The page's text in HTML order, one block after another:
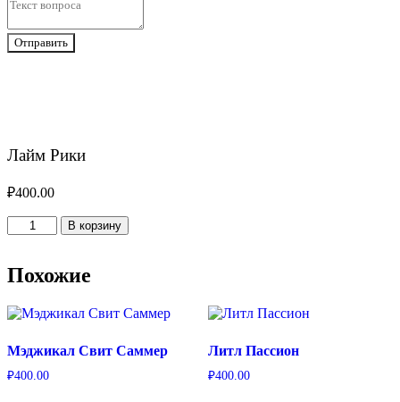
Отправить
Лайм Рики
₽400.00
Количество
товара
Рики
В корзину
Похожие
Мэджикал Свит Саммер
₽400.00
Литл Пассион
₽400.00